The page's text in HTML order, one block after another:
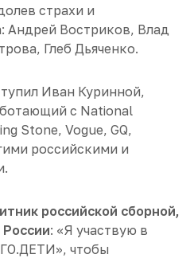
страхи и
Андрей Востриков, Влад
Глеб Дьяченко.
Иван Куринной,
с National
Stone, Vogue, GQ,
российскими и
российской сборной,
: «Я участвую в
чтобы